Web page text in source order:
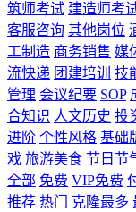
筑师考试 建造师考
客服咨询 其他岗位
工制造 商务销售 媒
流快递 团建培训 技
管理 会议纪要 SOP
合知识 人文历史 投
进阶 个性风格 基础
戏 旅游美食 节日节
全部 免费 VIP免费
推荐 热门 克隆最多